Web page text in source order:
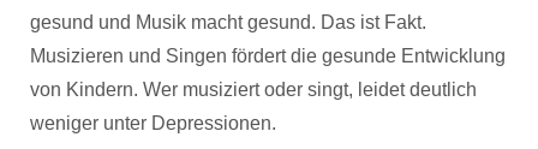
gesund und Musik macht gesund. Das ist Fakt.
Musizieren und Singen fördert die gesunde Entwicklung
von Kindern. Wer musiziert oder singt, leidet deutlich
weniger unter Depressionen.